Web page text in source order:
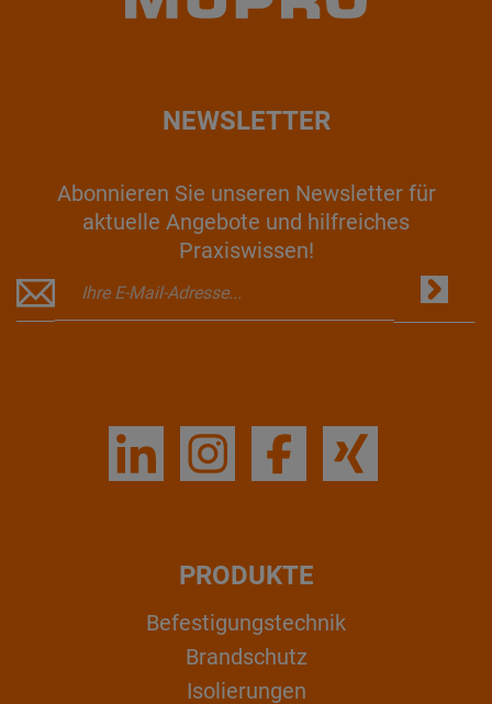
NEWSLETTER
Abonnieren Sie unseren Newsletter für
aktuelle Angebote und hilfreiches
Praxiswissen!
PRODUKTE
Befestigungstechnik
Brandschutz
Isolierungen